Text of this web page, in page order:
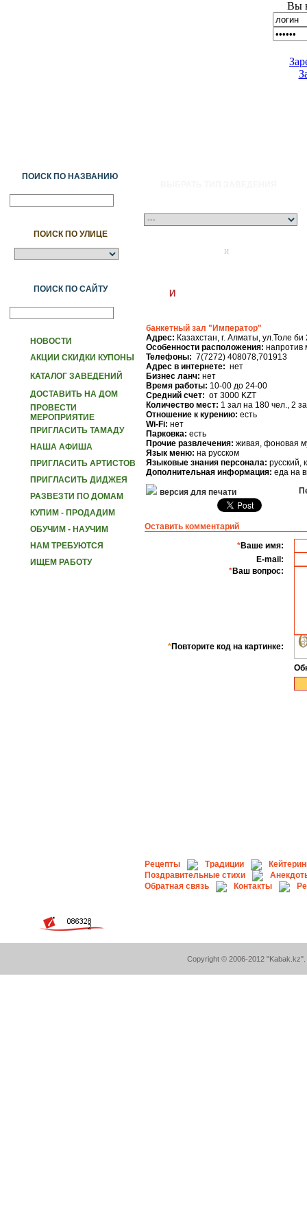
Вы
ПОИСК ПО НАЗВАНИЮ
ПОИСК ПО УЛИЦЕ
ПОИСК ПО САЙТУ
НОВОСТИ
АКЦИИ СКИДКИ КУПОНЫ
КАТАЛОГ ЗАВЕДЕНИЙ
ДОСТАВИТЬ НА ДОМ
ПРОВЕСТИ
МЕРОПРИЯТИЕ
ПРИГЛАСИТЬ ТАМАДУ
НАША АФИША
ПРИГЛАСИТЬ АРТИСТОВ
ПРИГЛАСИТЬ ДИДЖЕЯ
РАЗВЕЗТИ ПО ДОМАМ
КУПИМ - ПРОДАДИМ
ОБУЧИМ - НАУЧИМ
НАМ ТРЕБУЮТСЯ
ИЩЕМ РАБОТУ
И
И
банкетный зал "Император"
Адрес: Казахстан, г. Алматы, ул.Толе би
Особенности расположения: напротив
Телефоны: 7(7272) 408078,701913
Адрес в интернете: нет
Бизнес ланч: нет
Время работы: 10-00 до 24-00
Средний счет: от 3000 KZT
Количество мест: 1 зал на 180 чел., 2
Отношение к курению: есть
Wi-Fi: нет
Парковка: есть
Прочие развлечения: живая, фоновая
Язык меню: на русском
Языковые знания персонала: русский,
Дополнительная информация: еда на
версия для печати
Оставить комментарий
*Ваше имя:
E-mail:
*Ваш вопрос:
*Повторите код на картинке:
Рецепты Традиции
Поздравительные стихи
Обратная связь
Контакты
Copyright © 2006-2012 "Kabak.kz".